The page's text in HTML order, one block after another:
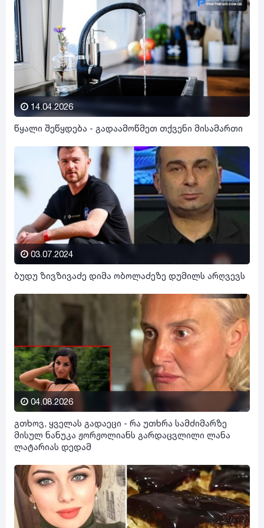
14.04.2026
წყალი შეწყდება - გადაამოწმეთ თქვენი მისამართი
03.07.2024
ბუდუ ზივზივაძე დიმა ობოლაძეზე დუმილს არღვევს
04.08.2026
გთხოვ, ყველას გადაეცი - რა უთხრა სამძიმარზე
მისულ ნანუკა ჟორჟოლიანს გარდაცვლილი ლანა
ლატარიას დედამ